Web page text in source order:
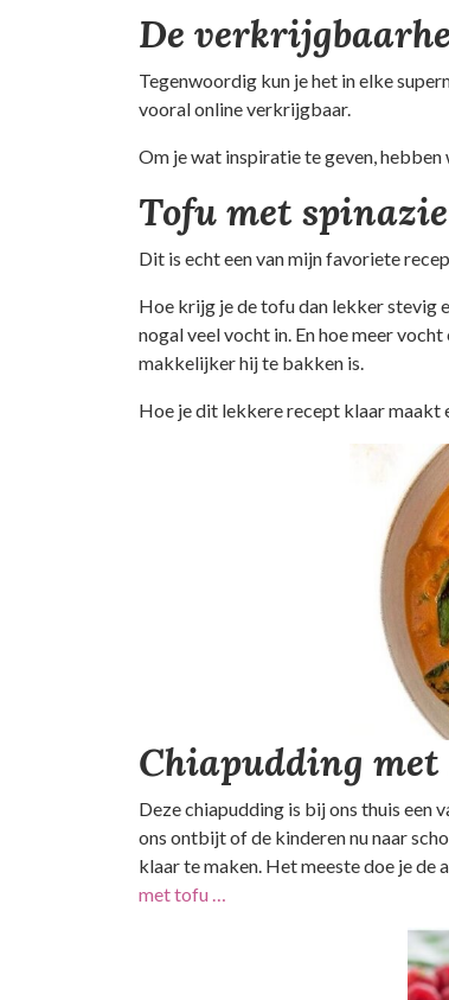
De
Tegenwoordig kun je het in elke
vooral online verkrijgbaar.
Om je wat inspiratie te geven,
Tofu met
Dit is echt een van mijn favoriete
Hoe krijg je de tofu dan lekker stevig
nogal veel vocht in. En hoe meer
makkelijker hij te bakken is.
Hoe je dit lekkere recept klaar maakt
Chiapudding
Deze chiapudding is bij ons thuis een
ons ontbijt of de kinderen nu naar
klaar te maken. Het meeste doe je de
met tofu …